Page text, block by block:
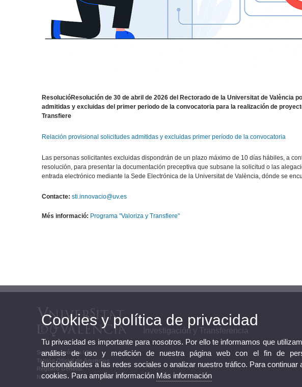
ResolucióResolución de 30 de abril de 2026 del Rectorado de la Universitat de València
admitidas y excluidas del primer periodo de la convocatoria para la realización de
Transfiere
Relación provisional solicitudes admitidas y excluidas primer período de la convocatoria
Las personas solicitantes excluidas dispondrán de un plazo máximo de 10 días hábiles, a
resolución, para presentar la documentación preceptiva que subsane la solicitud o las
entrada electrónico mediante la Sede Electrónica de la Universitat de València, dónde se
Contacte: sti.innovacio@uv.es
Més informació: Programa "Valoriza y Transfiere"
Investigación y Transferencia
Sede Electrónica UV
Tablón Oficial de Anuncios
Registro General
Normativa
Cookies y política de privacidad
Tu privacidad es importante para nosotros. Por ello te informamos que
análisis de uso y medición de nuestra página web con el fin de
funcionalidades a las redes sociales o analizar nuestro tráfico. Para
cookies. Para ampliar información Más información